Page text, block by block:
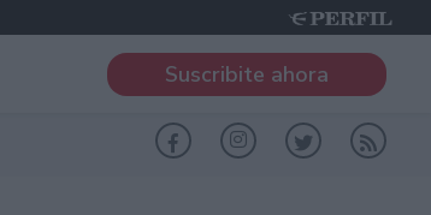
Suscribite ahora